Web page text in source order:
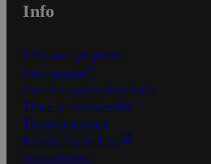
Info
S-Business yrityksille
Oiva-raportit
Osuuskauppojen yhteystiedot
Tilaus- ja toimitusehdot
Tietosuojakäytäntö
Palvelun käyttöehdot
Saavutettavuus